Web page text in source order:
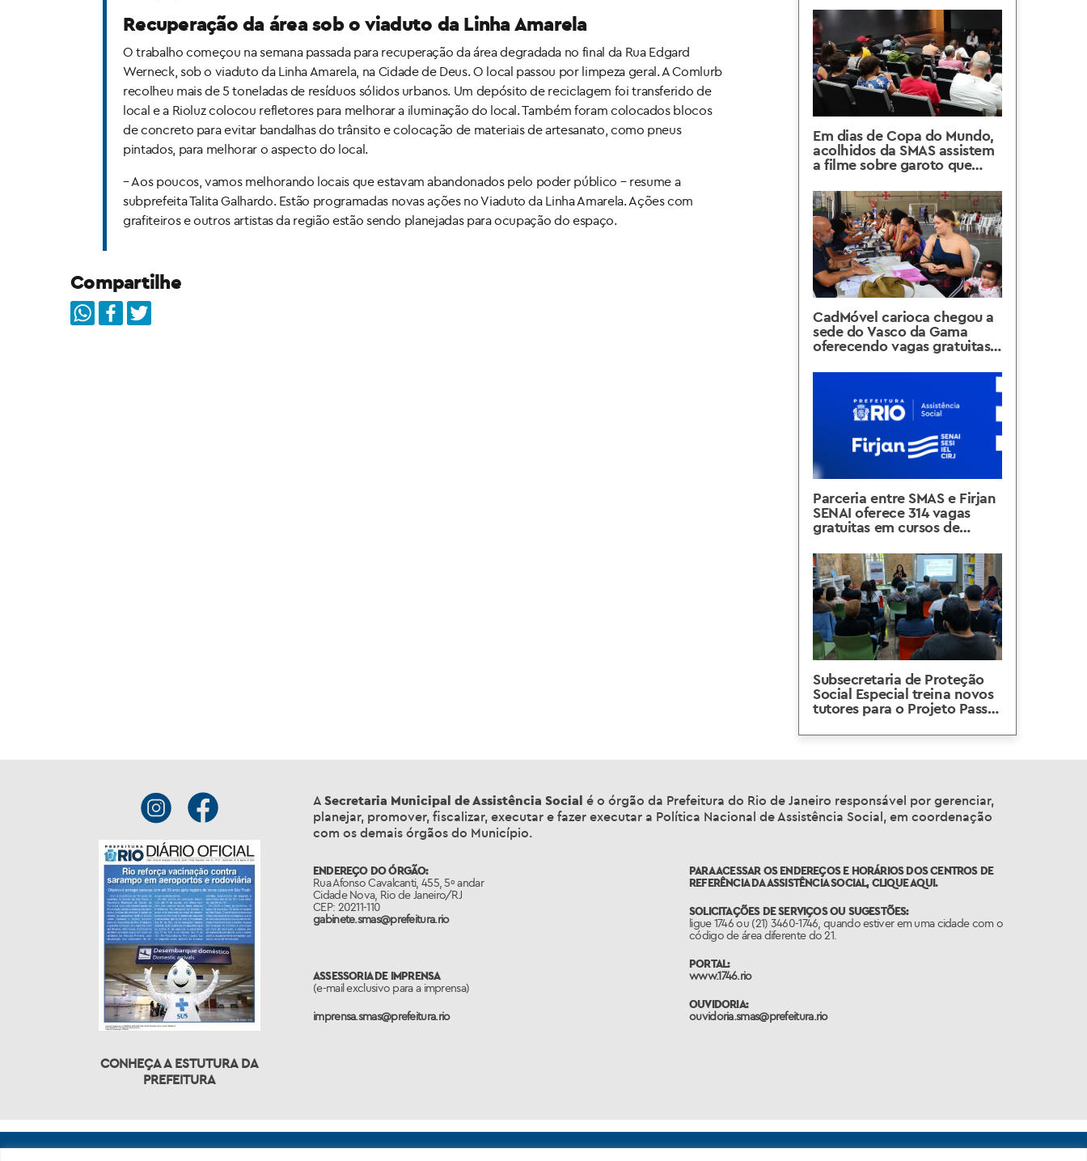
Recuperação da área sob o viaduto da Linha Amarela
O trabalho começou na semana passada para recuperação da área degradada no final da Rua Edgard
Werneck, sob o viaduto da Linha Amarela, na Cidade de Deus. O local passou por limpeza geral. A Comlurb
recolheu mais de 5 toneladas de resíduos sólidos urbanos. Um depósito de reciclagem foi transferido de
local e a Rioluz colocou refletores para melhorar a iluminação do local. Também foram colocados blocos
de concreto para evitar bandalhas do trânsito e colocação de materiais de artesanato, como pneus
pintados, para melhorar o aspecto do local.
– Aos poucos, vamos melhorando locais que estavam abandonados pelo poder público – resume a
subprefeita Talita Galhardo. Estão programadas novas ações no Viaduto da Linha Amarela. Ações com
grafiteiros e outros artistas da região estão sendo planejadas para ocupação do espaço.
Compartilhe
Em dias de Copa do Mundo,
acolhidos da SMAS assistem
a filme sobre garoto que
CadMóvel carioca chegou a
sede do Vasco da Gama
oferecendo vagas gratuitas
Parceria entre SMAS e Firjan
SENAI oferece 314 vagas
gratuitas em cursos de
Subsecretaria de Proteção
Social Especial treina novos
tutores para o Projeto Passo
CONHEÇA A ESTUTURA DA
PREFEITURA
A Secretaria Municipal de Assistência Social é o órgão da Prefeitura do Rio de Janeiro responsável por gerenciar,
planejar, promover, fiscalizar, executar e fazer executar a Política Nacional de Assistência Social, em coordenação
com os demais órgãos do Município.
ENDEREÇO DO ÓRGÃO:
Rua Afonso Cavalcanti, 455, 5º andar
Cidade Nova, Rio de Janeiro/RJ
CEP: 20211-110
gabinete.smas@prefeitura.rio
ASSESSORIA DE IMPRENSA
(e-mail exclusivo para a imprensa)
imprensa.smas@prefeitura.rio
PARA ACESSAR OS ENDEREÇOS E HORÁRIOS DOS CENTROS DE
REFERÊNCIA DA ASSISTÊNCIA SOCIAL,CLIQUE AQUI.
SOLICITAÇÕES DE SERVIÇOS OU SUGESTÕES:
ligue 1746 ou (21) 3460-1746, quando estiver em uma cidade com o
código de área diferente do 21.
PORTAL:
www.1746.rio
OUVIDORIA:
ouvidoria.smas@prefeitura.rio